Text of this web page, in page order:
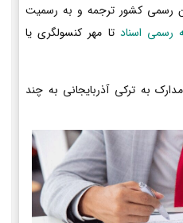
رسمی کشور ترجمه و به رسمیت
رسمی اسناد تا مهر کنسولگری یا
به ترکی آذربایجانی به چند